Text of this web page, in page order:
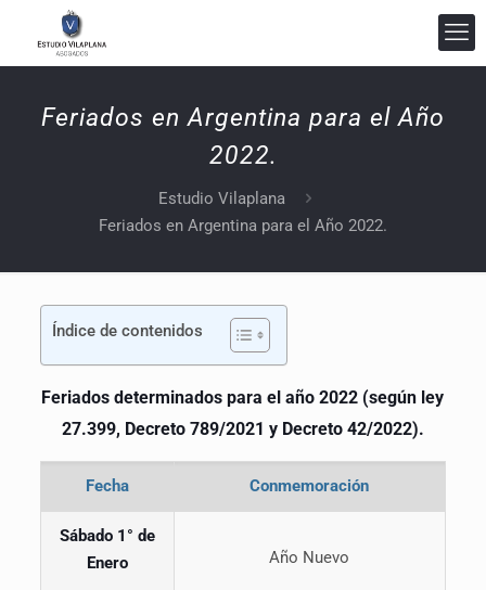
Feriados en Argentina para el Año
2022.
Estudio Vilaplana
Feriados en Argentina para el Año 2022.
Índice de contenidos
Feriados determinados para el año 2022 (según ley
27.399, Decreto 789/2021 y Decreto 42/2022).
Fecha Conmemoración
Sábado 1° de
Enero
Año Nuevo
Estudio Vilaplana Abogados
En línea